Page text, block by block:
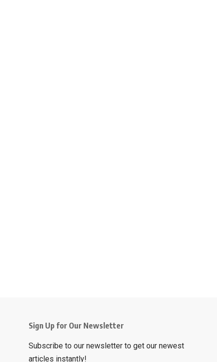
Sign Up for Our Newsletter
Subscribe to our newsletter to get our newest
articles instantly!